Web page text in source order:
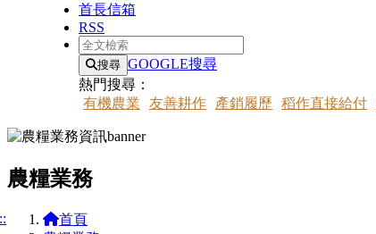
首長信箱
RSS
全文檢索
搜尋 GOOGLE搜尋
熱門搜尋：
有機農業
友善耕作 產銷履歷 稻作直接給付
農糧業務
首頁